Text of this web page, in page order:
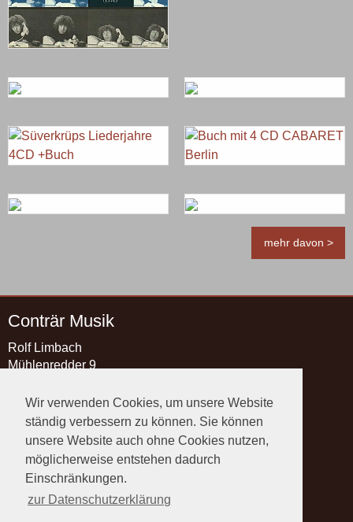
Wir verwenden Cookies, um unsere Website
ständig verbessern zu können. Sie können
unsere Website auch ohne Cookies nutzen,
möglicherweise entstehen dadurch
Einschränkungen.
zur Datenschutzerklärung
mehr davon >
Conträr Musik
Rolf Limbach
Mühlenredder 9
Kontakt
Telefon:+49 4151 89 89 37
Telefax: +49 4151 89 89 38
E-Mail:
Rechtliches